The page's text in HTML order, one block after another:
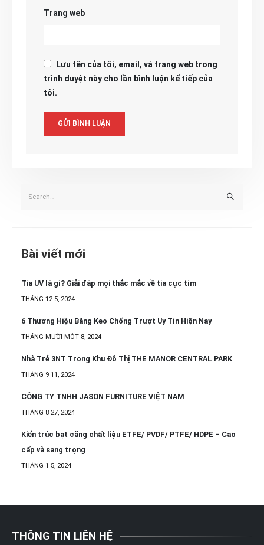
Trang web
Lưu tên của tôi, email, và trang web trong
trình duyệt này cho lần bình luận kế tiếp của
tôi.
Bài viết mới
Tia UV là gì? Giải đáp mọi thắc mắc về tia cực tím
THÁNG 12 5, 2024
6 Thương Hiệu Băng Keo Chống Trượt Uy Tín Hiện Nay
THÁNG MƯỜI MỘT 8, 2024
Nhà Trẻ 3NT Trong Khu Đô Thị THE MANOR CENTRAL PARK
THÁNG 9 11, 2024
CÔNG TY TNHH JASON FURNITURE VIỆT NAM
THÁNG 8 27, 2024
Kiến trúc bạt căng chất liệu ETFE/ PVDF/ PTFE/ HDPE – Cao
cấp và sang trọng
THÁNG 1 5, 2024
THÔNG TIN LIÊN HỆ